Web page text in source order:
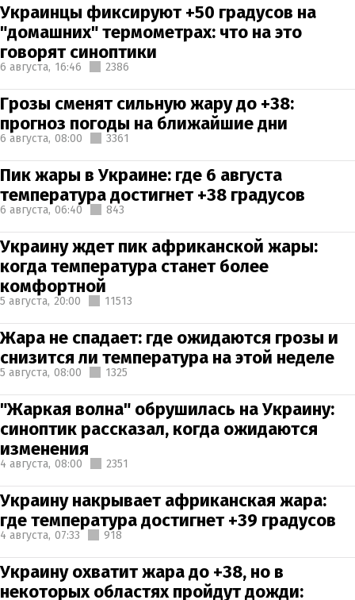
Украинцы фиксируют +50 градусов на
"домашних" термометрах: что на это
говорят синоптики
6 августа, 16:46 2386
Грозы сменят сильную жару до +38:
прогноз погоды на ближайшие дни
6 августа, 08:00 3361
Пик жары в Украине: где 6 августа
температура достигнет +38 градусов
6 августа, 06:40 843
Украину ждет пик африканской жары:
когда температура станет более
комфортной
5 августа, 20:00 11513
Жара не спадает: где ожидаются грозы и
снизится ли температура на этой неделе
5 августа, 08:00 1325
"Жаркая волна" обрушилась на Украину:
синоптик рассказал, когда ожидаются
изменения
4 августа, 08:00 2351
Украину накрывает африканская жара:
где температура достигнет +39 градусов
4 августа, 07:33 918
Украину охватит жара до +38, но в
некоторых областях пройдут дожди: